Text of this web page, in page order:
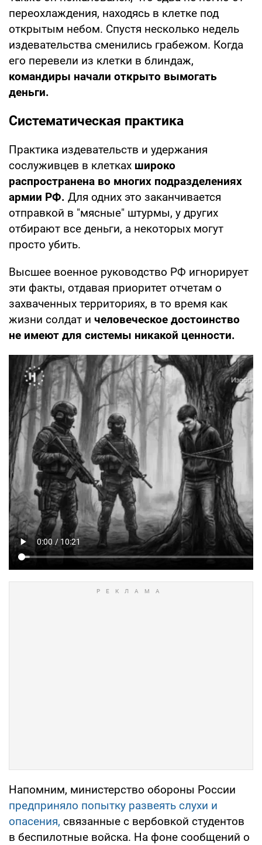
переохлаждения, находясь в клетке под
открытым небом. Спустя несколько недель
издевательства сменились грабежом. Когда
его перевели из клетки в блиндаж,
командиры начали открыто вымогать
деньги.
Систематическая практика
Практика издевательств и удержания
сослуживцев в клетках широко
распространена во многих подразделениях
армии РФ. Для одних это заканчивается
отправкой в "мясные" штурмы, у других
отбирают все деньги, а некоторых могут
просто убить.
Высшее военное руководство РФ игнорирует
эти факты, отдавая приоритет отчетам о
захваченных территориях, в то время как
жизни солдат и человеческое достоинство
не имеют для системы никакой ценности.
Напомним, министерство обороны России
предприняло попытку развеять слухи и
опасения, связанные с вербовкой студентов
в беспилотные войска. На фоне сообщений о